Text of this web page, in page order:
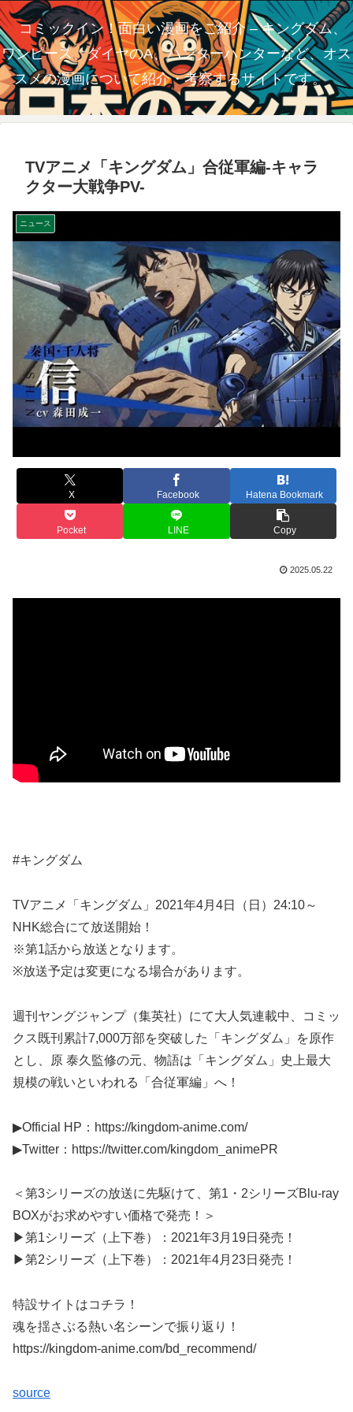
コミックイン！面白い漫画をご紹介 – キングダム、
ワンピース、ダイヤのA、ハンターハンターなど、オス
スメの漫画について紹介・考察するサイトです。
TVアニメ「キングダム」合従軍編-キャラ
クター大戦争PV-
ニュース
X Facebook Hatena Bookmark
Pocket LINE Copy
2025.05.22
#キングダム​
TVアニメ「キングダム」2021年4月4日（日）24:10～
NHK総合にて放送開始！
※第1話から放送となります。
※放送予定は変更になる場合があります。
週刊ヤングジャンプ（集英社）にて大人気連載中、コミッ
クス既刊累計7,000万部を突破した「キングダム」を原作
とし、原 泰久監修の元、物語は「キングダム」史上最大
規模の戦いといわれる「合従軍編」へ！
▶Official HP：https://kingdom-anime.com/​
▶Twitter：https://twitter.com/kingdom_animePR​
＜第3シリーズの放送に先駆けて、第1・2シリーズBlu-ray
BOXがお求めやすい価格で発売！＞
▶第1シリーズ（上下巻）：2021年3月19日発売！
▶第2シリーズ（上下巻）：2021年4月23日発売！
特設サイトはコチラ！
魂を揺さぶる熱い名シーンで振り返り！
https://kingdom-anime.com/bd_recommend/
source